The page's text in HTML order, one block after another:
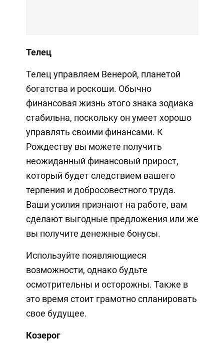
Телец
Телец управляем Венерой, планетой
богатства и роскоши. Обычно
финансовая жизнь этого знака зодиака
стабильна, поскольку он умеет хорошо
управлять своими финансами. К
Рождеству вы можете получить
неожиданный финансовый прирост,
который будет следствием вашего
терпения и добросовестного труда.
Ваши усилия признают на работе, вам
сделают выгодные предложения или же
вы получите денежные бонусы.
Используйте появляющиеся
возможности, однако будьте
осмотрительны и осторожны. Также в
это время стоит грамотно спланировать
свое будущее.
Козерог